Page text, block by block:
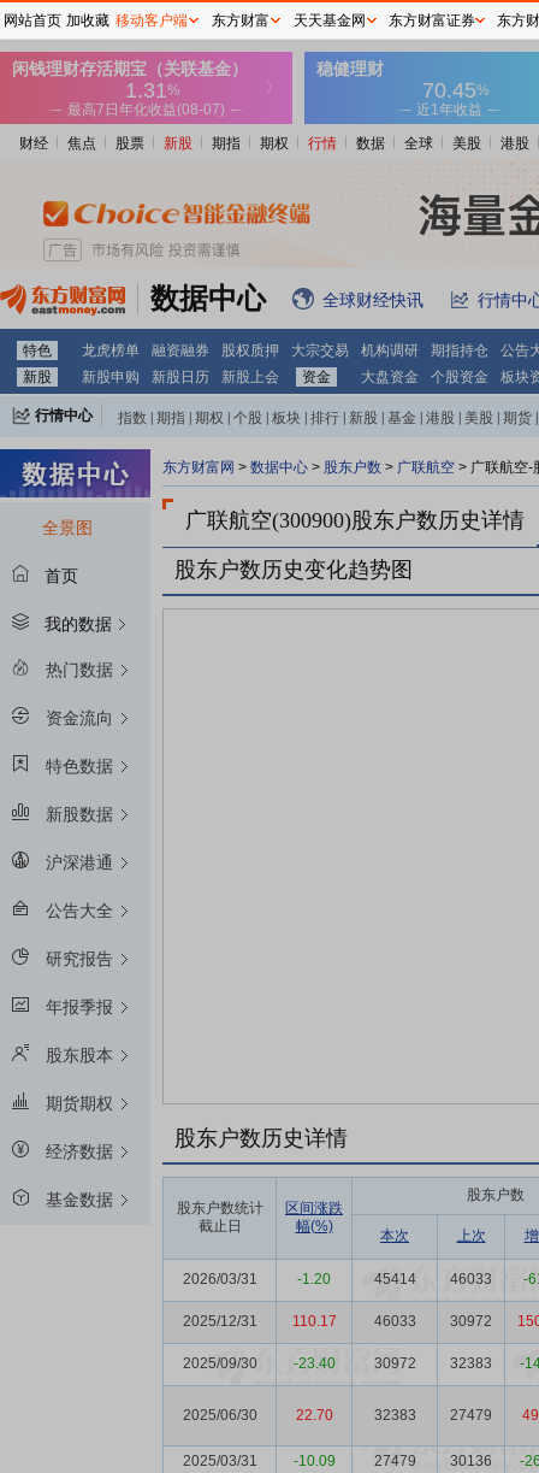
财经 焦点 股票 新股 期指 期权 行情 数据 全球 美股 港股
数据中心 全球财经快讯 行情中
特色 龙虎榜单 融资融券 股权质押 大宗交易 机构调研 期指持仓
公告
新股
新股申购 新股日历 新股上会 资金 大盘资金 个股资金 板块
行情中心 指数 期指 期权 个股 板块 排行 新股 基金 港股 美股 期货
全景图
首页
我的数据
热门数据
资金流向
特色数据
新股数据
沪深港通
公告大全
研究报告
年报季报
股东股本
期货期权
经济数据
基金数据
东方财富网 > 数据中心 > 股东户数 > 广联航空 > 广联航空-
广联航空(300900)股东户数历史详情
股东户数历史变化趋势图
股东户数历史详情
股东户数统计
截止日
区间涨跌
幅(%)
股东户数
本次 上次
2026/03/31 -1.20 45414 46033 -
2025/12/31 110.17 46033 30972
2025/09/30 -23.40 30972 32383 -
2025/06/30 22.70 32383 27479
2025/03/31 -10.09 27479 30136
-
网站首页 加收藏 移动客户端 东方财富 天天基金网 东方财富证券 东方